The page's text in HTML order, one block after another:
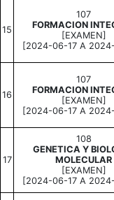
15
107
FORMACION
[EXAMEN]
[2024-06-17 A
16
107
FORMACION
[EXAMEN]
[2024-06-17 A
17
108
GENETICA Y
MOLECULAR
[EXAMEN]
[2024-06-17 A